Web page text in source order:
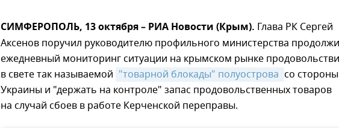
СИМФЕРОПОЛЬ, 13 октября – РИА Новости (Крым). Глава РК Сергей
Аксенов поручил руководителю профильного министерства
ежедневный мониторинг ситуации на крымском рынке
в свете так называемой "товарной блокады" полуострова со стороны
Украины и "держать на контроле" запас продовольственных товаров
на случай сбоев в работе Керченской переправы.